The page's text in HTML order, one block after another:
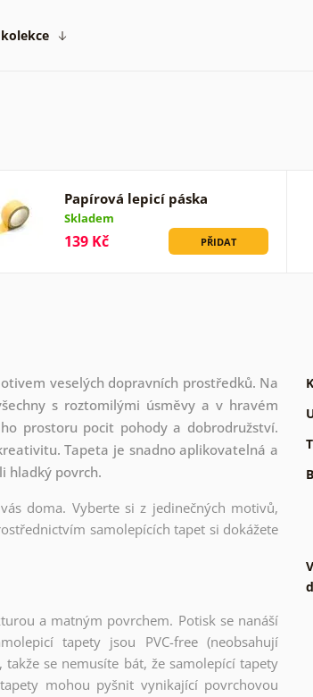
Papírová lepicí páska
Skladem
139 Kč PŘIDAT
veselých dopravních prostředků. Na
s roztomilými úsměvy a v hravém
prostoru pocit pohody a dobrodružství.
Tapeta je snadno aplikovatelná a
hladký povrch.
doma. Vyberte si z jedinečných motivů,
samolepících tapet si dokážete
a matným povrchem. Potisk se nanáší
tapety jsou PVC-free (neobsahují
se nemusíte bát, že samolepící tapety
mohou pyšnit vynikající povrchovou